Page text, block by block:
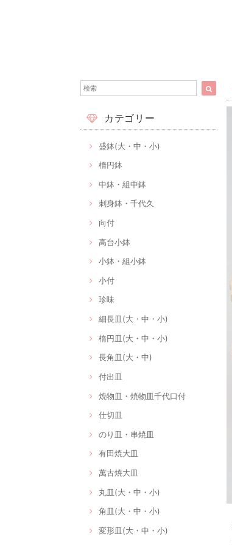
カテゴリー
盛鉢(大・中・小)
楕円鉢
中鉢・組中鉢
刺身鉢・千代久
向付
高台小鉢
小鉢・組小鉢
小付
珍味
細長皿(大・中・小)
楕円皿(大・中・小)
長角皿(大・中)
付出皿
焼物皿・焼物皿千代口付
仕切皿
のり皿・串焼皿
有田焼大皿
萬古焼大皿
丸皿(大・中・小)
角皿(大・中・小)
変形皿(大・中・小)